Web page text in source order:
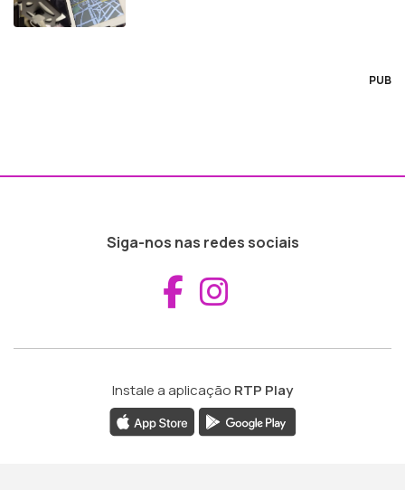
PUB
Siga-nos nas redes sociais
Aceder ao
Instale a aplicação RTP Play